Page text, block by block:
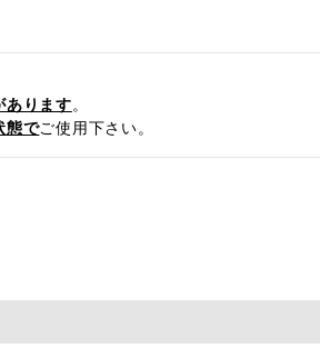
あります。
態でご使用下さい。